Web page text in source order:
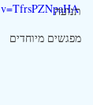
תנועה
מפגשים מיוחדים
v=TfrsPZNpaHA